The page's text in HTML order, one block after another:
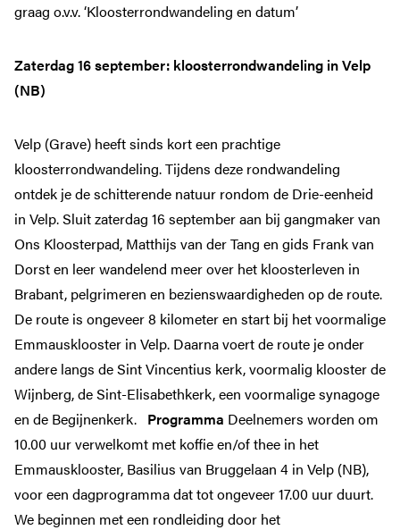
graag o.v.v. ‘Kloosterrondwandeling en datum’
Zaterdag 16 september: kloosterrondwandeling in Velp
(NB)
Velp (Grave) heeft sinds kort een prachtige
kloosterrondwandeling. Tijdens deze rondwandeling
ontdek je de schitterende natuur rondom de Drie-eenheid
in Velp. Sluit zaterdag 16 september aan bij gangmaker van
Ons Kloosterpad, Matthijs van der Tang en gids Frank van
Dorst en leer wandelend meer over het kloosterleven in
Brabant, pelgrimeren en bezienswaardigheden op de route.
De route is ongeveer 8 kilometer en start bij het voormalige
Emmausklooster in Velp. Daarna voert de route je onder
andere langs de Sint Vincentius kerk, voormalig klooster de
Wijnberg, de Sint-Elisabethkerk, een voormalige synagoge
en de Begijnenkerk. Programma Deelnemers worden om
10.00 uur verwelkomt met koffie en/of thee in het
Emmausklooster, Basilius van Bruggelaan 4 in Velp (NB),
voor een dagprogramma dat tot ongeveer 17.00 uur duurt.
We beginnen met een rondleiding door het